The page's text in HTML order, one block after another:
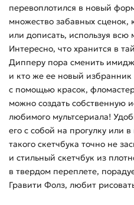
перевоплотился в новый
множество забавных сценок,
или дописать, используя
Интересно, что хранится в
Дипперу пора сменить
и кто же ее новый избранник
с помощью красок,
можно создать собственную
любимого мультсериала!
его с собой на прогулку или
такого скетчбука точно не
и стильный скетчбук из
в твердом переплете,
Гравити Фолз, любит